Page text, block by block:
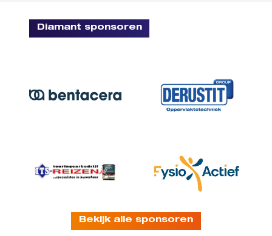
Diamant sponsoren
Bekijk alle sponsoren